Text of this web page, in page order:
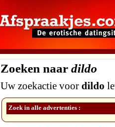
Zoeken naar dildo
Uw zoekactie voor dildo
Zoek in alle advertenties :